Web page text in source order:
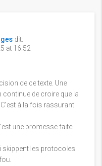
dit:
at 16:52
de ce texte. Une
continue de croire que la
à la fois rassurant
une promesse faite
skippent les protocoles